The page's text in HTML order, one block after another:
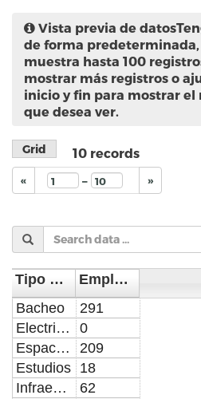
Vista previa de datos
de forma
muestra hasta 100
mostrar más registros o
inicio y fin para mostrar el
que desea ver.
Grid 10 records
« – »
Tipo de Infraestructura
Empleos
Bacheo
291
Electrificación
0
Espacios Públicos
209
Estudios 18
Infraestructura Educativa
62